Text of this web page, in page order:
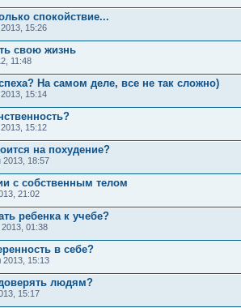
спокойствие...
15:26
свою жизнь
11:48
На самом деле, все не так сложно)
15:14
15:12
на похудение?
2013, 18:57
с собственным телом
21:02
ребенка к учебе?
01:38
в себе?
2013, 15:13
людям?
15:17